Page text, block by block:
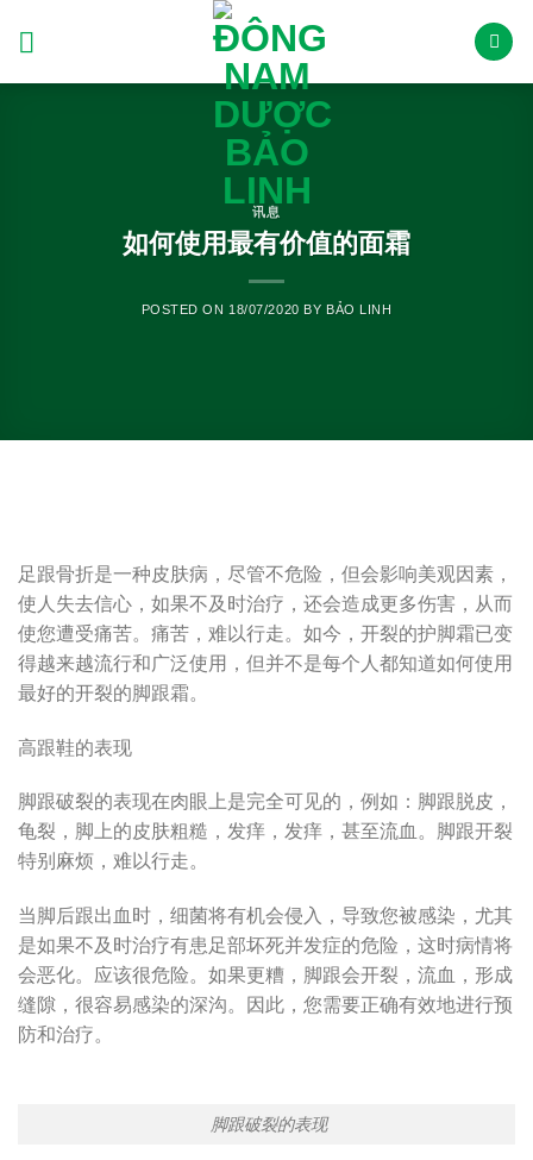
讯息
如何使用最有价值的面霜
POSTED ON 18/07/2020 BY BẢO LINH
足跟骨折是一种皮肤病，尽管不危险，但会影响美观因素，
使人失去信心，如果不及时治疗，还会造成更多伤害，从而
使您遭受痛苦。痛苦，难以行走。如今，开裂的护脚霜已变
得越来越流行和广泛使用，但并不是每个人都知道如何使用
最好的开裂的脚跟霜。
高跟鞋的表现
脚跟破裂的表现在肉眼上是完全可见的，例如：脚跟脱皮，
龟裂，脚上的皮肤粗糙，发痒，发痒，甚至流血。脚跟开裂
特别麻烦，难以行走。
当脚后跟出血时，细菌将有机会侵入，导致您被感染，尤其
是如果不及时治疗有患足部坏死并发症的危险，这时病情将
会恶化。应该很危险。如果更糟，脚跟会开裂，流血，形成
缝隙，很容易感染的深沟。因此，您需要正确有效地进行预
防和治疗。
脚跟破裂的表现